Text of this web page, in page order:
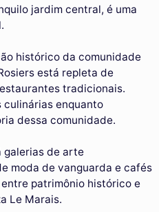
jardim central, é uma
histórico da comunidade
está repleta de
tradicionais.
culinárias enquanto
dessa comunidade.
galerias de arte
moda de vanguarda e cafés
patrimônio histórico e
Le Marais.